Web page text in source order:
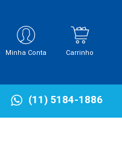
Minha Conta Carrinho
(11) 5184-1886